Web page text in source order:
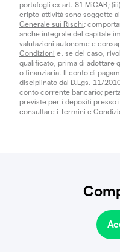
portafogli ex art. 81 MiCAR;
cripto-attività sono soggette
Generale sui Rischi;
anche integrale del capitale
valutazioni autonome e
Condizioni e, se del caso,
qualificato, prima di adottare
o finanziaria. Il conto di
disciplinato dal D.Lgs. 11/
conto corrente bancario;
previste per i depositi presso
consultare i Termini e